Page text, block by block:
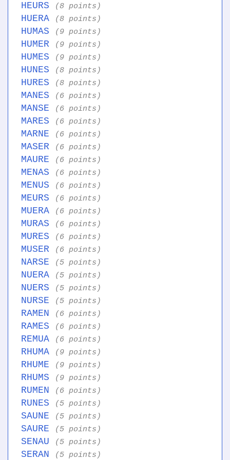
HEURS (8 points)
HUERA (8 points)
HUMAS (9 points)
HUMER (9 points)
HUMES (9 points)
HUNES (8 points)
HURES (8 points)
MANES (6 points)
MANSE (6 points)
MARES (6 points)
MARNE (6 points)
MASER (6 points)
MAURE (6 points)
MENAS (6 points)
MENUS (6 points)
MEURS (6 points)
MUERA (6 points)
MURAS (6 points)
MURES (6 points)
MUSER (6 points)
NARSE (5 points)
NUERA (5 points)
NUERS (5 points)
NURSE (5 points)
RAMEN (6 points)
RAMES (6 points)
REMUA (6 points)
RHUMA (9 points)
RHUME (9 points)
RHUMS (9 points)
RUMEN (6 points)
RUNES (5 points)
SAUNE (5 points)
SAURE (5 points)
SENAU (5 points)
SERAN (5 points)